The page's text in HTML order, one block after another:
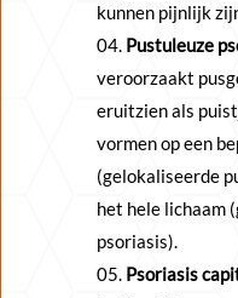
kunnen pijnlijk
Pustuleuze
veroorzaakt
eruitzien als
vormen op een
(gelokaliseerde
het hele lichaam
psoriasis).
Psoriasis